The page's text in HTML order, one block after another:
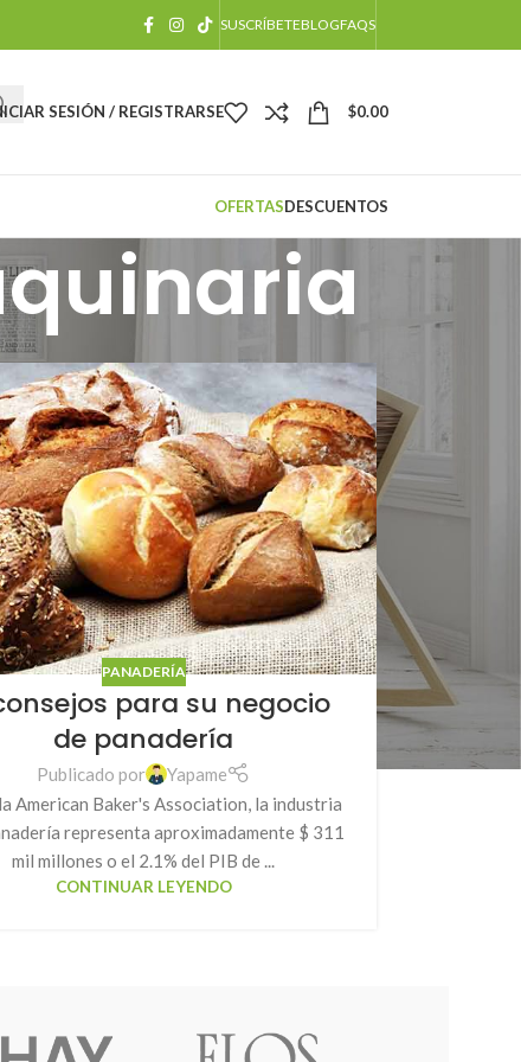
SUSCRÍBETEBLOGFAQS
SESIÓN / REGISTRARSE $0.00
OFERTASDESCUENTOS
PANADERÍA
para su negocio
de panadería
Publicado por
Yapame
American Baker's Association, la industria
representa aproximadamente $ 311
mil millones o el 2.1% del PIB de ...
CONTINUAR LEYENDO